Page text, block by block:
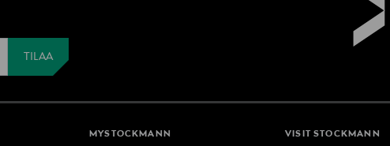
MYSTOCKMANN VISIT STOCKMANN